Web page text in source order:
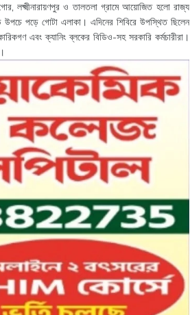
লক্ষ্মীনারায়ণপুর ও তালতলা গ্রামে আয়োজিত হলো রাজ্য
উপচে পড়ে গোটা এলাকা। এদিনের শিবিরে উপস্থিত ছিলেন
এবং ক্যানিং ব্লকের বিডিও-সহ সরকারি কর্মচারীরা।